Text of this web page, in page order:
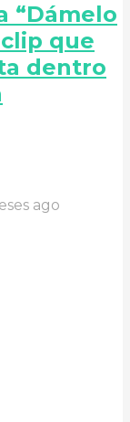
“Dámelo
que
dentro
ago